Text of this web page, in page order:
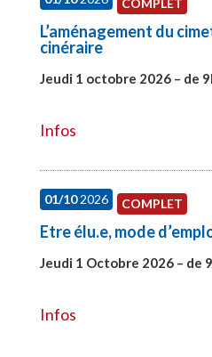
COMPLET
L’aménagement du
cinéraire
Jeudi 1 octobre 2026 – de
Infos
01/102026 COMPLET
Etre élu.e, mode
Jeudi 1 Octobre 2026 – de
Infos